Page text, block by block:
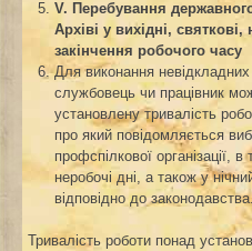
V. Перебування
Архіві у вихідні, святкові,
закінчення робочого часу
Для виконання
службовець чи працівник
установлену тривалість
про який повідомляється
профспілкової організації,
неробочі дні, а також у
відповідно до
Тривалість роботи понад